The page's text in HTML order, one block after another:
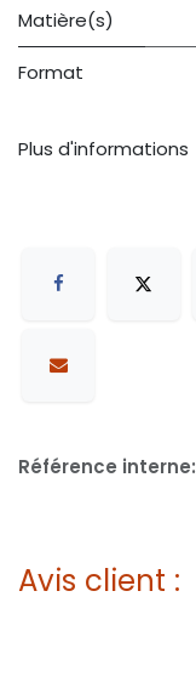
Matière(s)
Format
Plus d'informations
Référence interne:
Avis client :